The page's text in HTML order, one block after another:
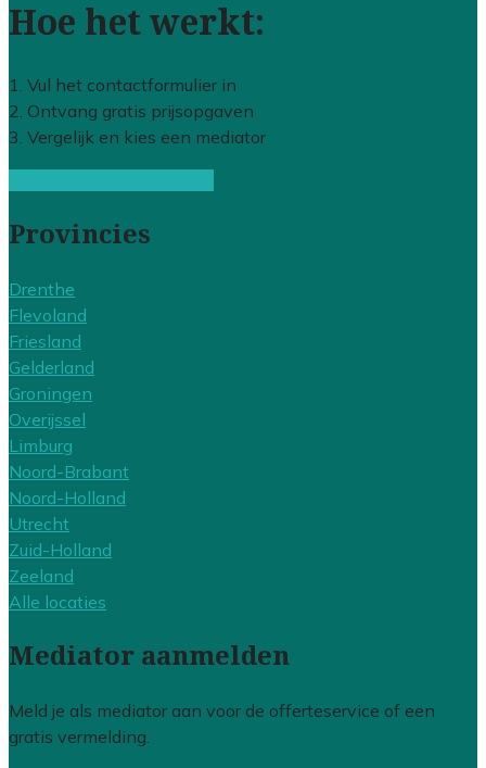
Hoe het werkt:
1. Vul het contactformulier in
2. Ontvang gratis prijsopgaven
3. Vergelijk en kies een mediator
Provincies
Drenthe
Flevoland
Friesland
Gelderland
Groningen
Overijssel
Limburg
Noord-Brabant
Noord-Holland
Utrecht
Zuid-Holland
Zeeland
Alle locaties
Mediator aanmelden
Meld je als mediator aan voor de offerteservice of een
gratis vermelding.